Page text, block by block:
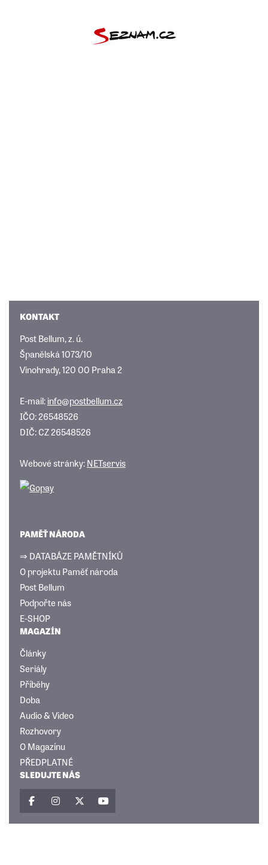
KONTAKT
Post Bellum, z. ú.
Španělská 1073/10
Vinohrady, 120 00 Praha 2
E-mail:info@postbellum.cz
IČO: 26548526
DIČ: CZ 26548526
Webové stránky:NETservis
PAMĚŤ NÁRODA
⇒ DATABÁZE PAMĚTNÍKŮ
O projektu Paměť národa
Post Bellum
Podpořte nás
E-SHOP
MAGAZÍN
Články
Seriály
Příběhy
Doba
Audio & Video
Rozhovory
O Magazínu
PŘEDPLATNÉ
SLEDUJTE NÁS